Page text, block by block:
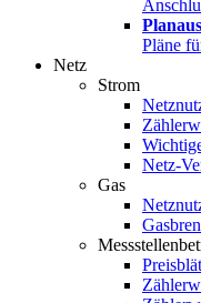
Pläne
Netz
Strom
Netz-
Gas